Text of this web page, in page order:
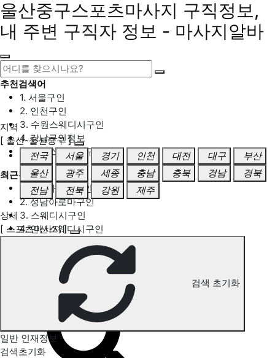
울산중구스포츠마사지 구직정보,
내 주변 구직자 정보 - 마사지알바
추천검색어
1. 서울구인
2. 인천구인
3. 수원스웨디시구인
4. 강남구인정보
5. 동탄스웨디시구인
최근검색어
1. 일산마사지구인
2. 성남아로마구인
3. 스웨디시구인
4. 안산스웨디시구인
울산중구 스포츠마사지 구직정보
지역
[ 울산-울산중구 ]
전국
서울 경기 인천 대전 대구
부산
울산
광주 세종 충남 충북 경남
경북
전남
전북 강원 제주
상세
[ 스포츠마사지 ]
검색 초기화
일반 인재정보
검색초기화